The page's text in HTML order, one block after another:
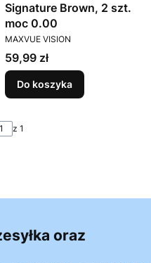
Signature Brown, 2 szt.
moc 0.00
PRODUCENT
MAXVUE VISION
Cena
59,99 zł
Do koszyka
z 1
oraz